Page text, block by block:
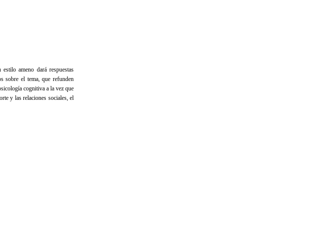
ameno dará respuestas
sobre el tema, que refunden
cognitiva a la vez que
y las relaciones sociales, el